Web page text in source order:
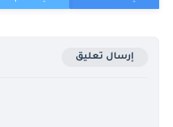
إرسال تعليق